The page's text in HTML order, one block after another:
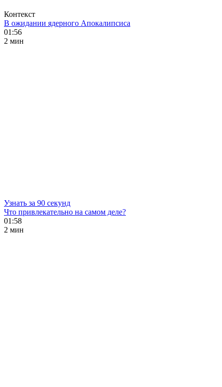
Контекст
В ожидании ядерного Апокалипсиса
01:56
2 мин
Узнать за 90 секунд
Что привлекательно на самом деле?
01:58
2 мин